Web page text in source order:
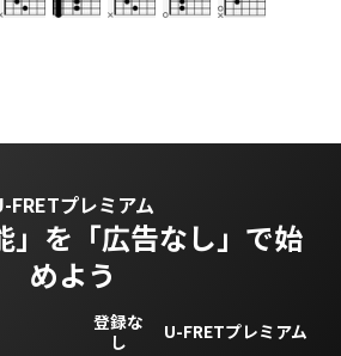
FRETプレミアム
」を 「広告なし」で始
めよう
登録な
し
U-FRETプレミアム